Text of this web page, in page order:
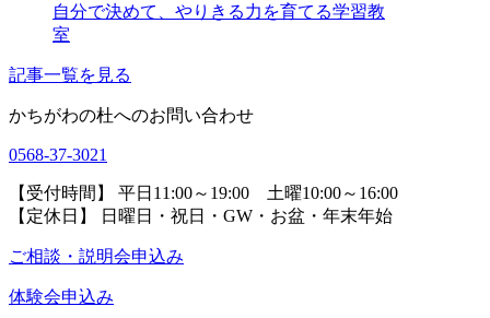
自分で決めて、やりきる力を育てる学習教
室
記事一覧を見る
かちがわの杜へのお問い合わせ
0568-37-3021
【受付時間】 平日11:00～19:00 土曜10:00～16:00
【定休日】 日曜日・祝日・GW・お盆・年末年始
ご相談・説明会申込み
体験会申込み